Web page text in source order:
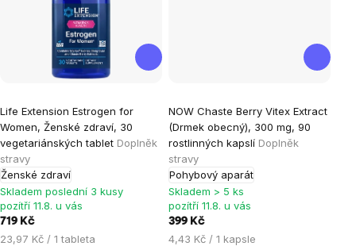
Life Extension Estrogen for
Women, Ženské zdraví, 30
vegetariánských tablet Doplněk
stravy
Ženské zdraví
hodnocení
produktu
je
5,0
z
5
hvězdiček.
Skladem poslední 3 kusy
pozítří 11.8. u vás
719 Kč
Měrná
23,97 Kč / 1 tableta
NOW Chaste Berry Vitex Extract
(Drmek obecný), 300 mg, 90
rostlinných kapslí Doplněk
stravy
Pohybový aparát
hodnocení
produktu
je
3,0
z
5
hvězdiček.
Skladem > 5 ks
pozítří 11.8. u vás
399 Kč
Měrná
4,43 Kč / 1 kapsle